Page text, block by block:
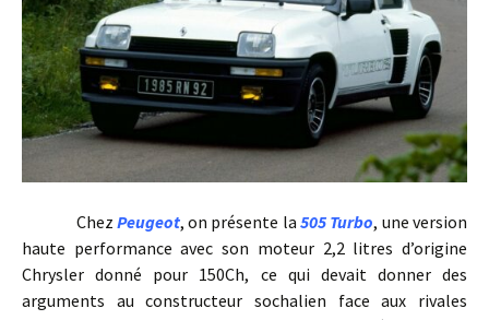
Chez Peugeot, on présente la505 Turbo, une version
haute performance avec son moteur 2,2 litres d’origine
Chrysler donné pour 150Ch, ce qui devait donner des
arguments au constructeur sochalien face aux rivales